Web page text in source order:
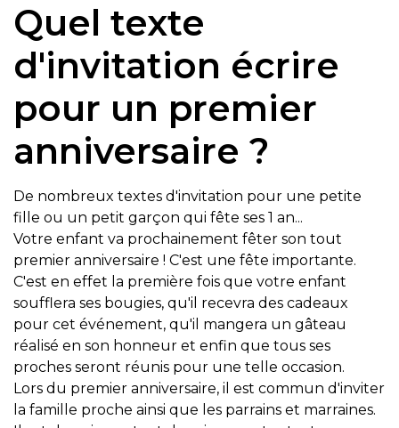
Quel texte
d'invitation écrire
pour un premier
anniversaire ?
De nombreux textes d'invitation pour une petite
fille ou un petit garçon qui fête ses 1 an...
Votre enfant va prochainement fêter son tout
premier anniversaire ! C'est une fête importante.
C'est en effet la première fois que votre enfant
soufflera ses bougies, qu'il recevra des cadeaux
pour cet événement, qu'il mangera un gâteau
réalisé en son honneur et enfin que tous ses
proches seront réunis pour une telle occasion.
Lors du premier anniversaire, il est commun d'inviter
la famille proche ainsi que les parrains et marraines.